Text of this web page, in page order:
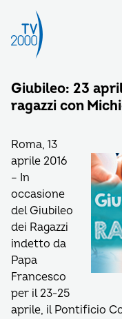
Giubileo: 23
ragazzi con
Roma, 13
aprile 2016
– In
occasione
del Giubileo
dei Ragazzi
indetto da
Papa
Francesco
per il 23-25
aprile, il Pontificio